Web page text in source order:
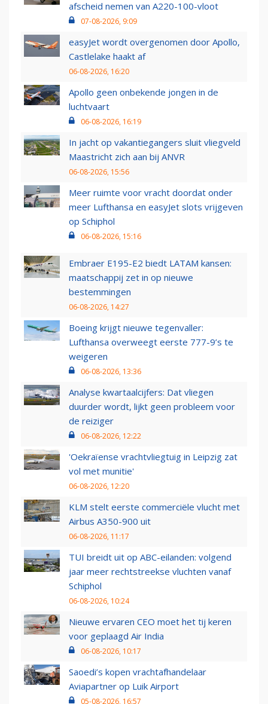
afscheid nemen van A220-100-vloot
07-08-2026, 9:09
easyJet wordt overgenomen door Apollo,
Castlelake haakt af
06-08-2026, 16:20
Apollo geen onbekende jongen in de
luchtvaart
06-08-2026, 16:19
In jacht op vakantiegangers sluit vliegveld
Maastricht zich aan bij ANVR
06-08-2026, 15:56
Meer ruimte voor vracht doordat onder
meer Lufthansa en easyJet slots vrijgeven
op Schiphol
06-08-2026, 15:16
Embraer E195-E2 biedt LATAM kansen:
maatschappij zet in op nieuwe
bestemmingen
06-08-2026, 14:27
Boeing krijgt nieuwe tegenvaller:
Lufthansa overweegt eerste 777-9’s te
weigeren
06-08-2026, 13:36
Analyse kwartaalcijfers: Dat vliegen
duurder wordt, lijkt geen probleem voor
de reiziger
06-08-2026, 12:22
'Oekraïense vrachtvliegtuig in Leipzig zat
vol met munitie'
06-08-2026, 12:20
KLM stelt eerste commerciële vlucht met
Airbus A350-900 uit
06-08-2026, 11:17
TUI breidt uit op ABC-eilanden: volgend
jaar meer rechtstreekse vluchten vanaf
Schiphol
06-08-2026, 10:24
Nieuwe ervaren CEO moet het tij keren
voor geplaagd Air India
06-08-2026, 10:17
Saoedi’s kopen vrachtafhandelaar
Aviapartner op Luik Airport
05-08-2026, 16:57